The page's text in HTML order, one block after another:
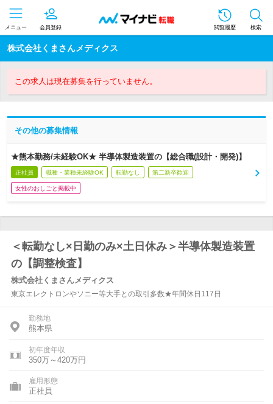
メニュー 会員登録 閲覧履歴 検索
株式会社くまさんメディクス
この求人は現在募集を行っていません。
その他の募集情報
★熊本勤務/未経験OK★ 半導体製造装置の【総合職(設計・開発)】
正社員 職種・業種未経験OK 転勤なし 第二新卒歓迎
女性のおしごと掲載中
＜転勤なし×日勤のみ×土日休み＞半導体製造装置
の【調整検査】
株式会社くまさんメディクス
東京エレクトロンやソニー等大手との取引多数★年間休日117日
勤務地
熊本県
初年度年収
350万～420万円
雇用形態
正社員